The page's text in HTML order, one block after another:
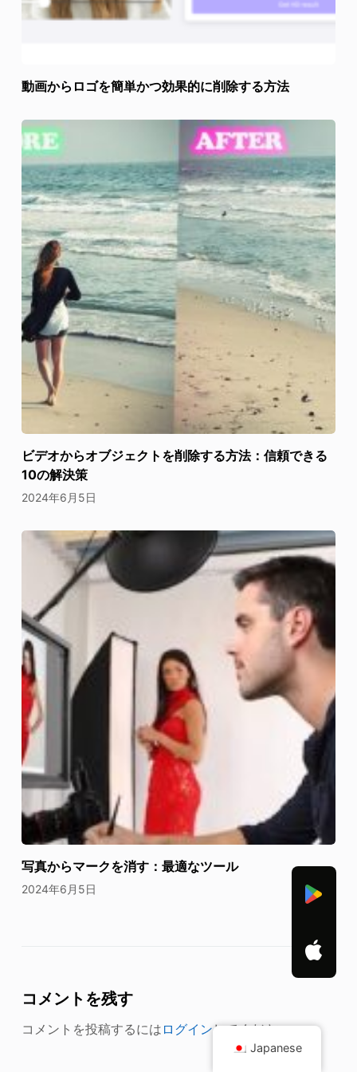
動画からロゴを簡単かつ効果的に削除する方法
ビデオからオブジェクトを削除する方法：信頼できる
10の解決策
2024年6月5日
写真からマークを消す：最適なツール
2024年6月5日
コメントを残す
コメントを投稿するには ログインしてください。
Japanese